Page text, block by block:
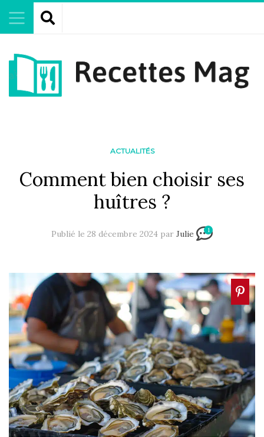
ACTUALITÉS
Comment bien choisir ses
huîtres ?
Publié le 28 décembre 2024 par Julie 1